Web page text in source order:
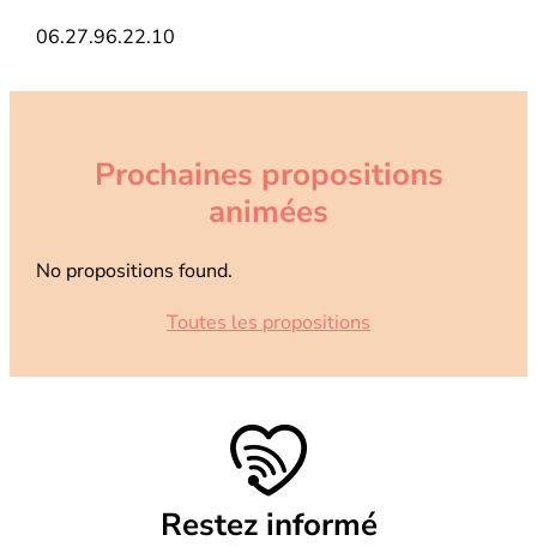
06.27.96.22.10
Prochaines propositions
animées
No propositions found.
Toutes les propositions
Restez informé